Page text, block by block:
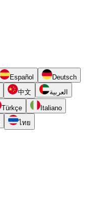
Español
Deutsch
中文 العربية
Türkçe
Italiano
ไทย